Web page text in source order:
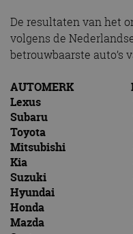
De resultaten van het
volgens de
betrouwbaarste auto’s
AUTOMERK
Lexus
Subaru
Toyota
Mitsubishi
Kia
Suzuki
Hyundai
Honda
Mazda